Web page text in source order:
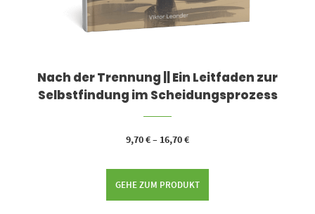
Nach der Trennung || Ein Leitfaden zur
Selbstfindung im Scheidungsprozess
9,70€– 16,70€
GEHE ZUM PRODUKT